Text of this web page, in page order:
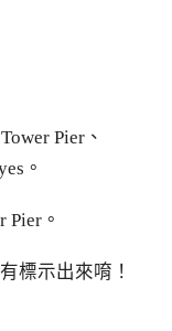
Pier、
。
Pier。
標示出來唷！